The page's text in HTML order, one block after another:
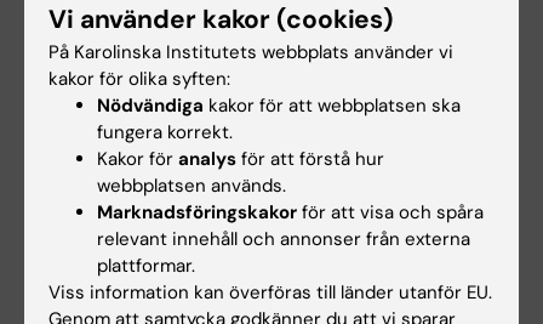
KI Council for Environment and Sustainable
Development
The KI Council for Environment and
Sustainable Development
VD angående KI: s miljö- och
hållbarhetsarbete. Rådet deltar i utarbetandet
av handlingsplaner för genomförandet av den
nya KI-klimatstrategin (undertecknad av
presidenten i mars 2021) samt andra
Vi använder kakor (cookies)
På Karolinska Institutets webbplats använder vi
kakor för olika syften:
Nödvändiga kakor för att webbplatsen ska
fungera korrekt.
Kakor för analys för att förstå hur
webbplatsen används.
Marknadsföringskakor för att visa och spåra
relevant innehåll och annonser från externa
plattformar.
Viss information kan överföras till länder utanför EU.
Genom att samtycka godkänner du att vi sparar